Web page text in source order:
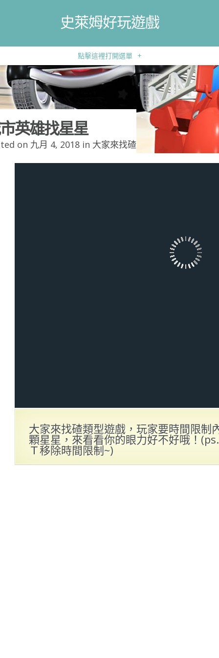
史萊姆好玩遊戲
點擊這裡打開選單 +
英雄找星星
on 九月 4, 2018 in 大家來找碴
大家來找碴類型遊戲，玩家要時間限制
顆星星，來看看你的眼力好不好哦！
Ｔ移除時間限制~)